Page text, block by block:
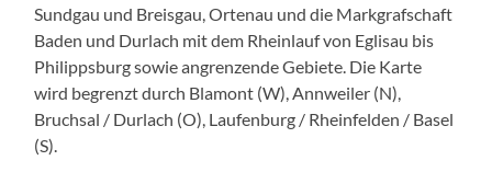
Sundgau und Breisgau, Ortenau und die Markgrafschaft
Baden und Durlach mit dem Rheinlauf von Eglisau bis
Philippsburg sowie angrenzende Gebiete. Die Karte
wird begrenzt durch Blamont (W), Annweiler (N),
Bruchsal / Durlach (O), Laufenburg / Rheinfelden / Basel
(S).